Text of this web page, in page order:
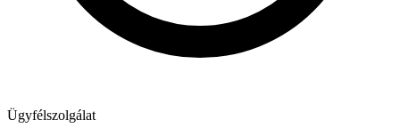
Ügyfélszolgálat